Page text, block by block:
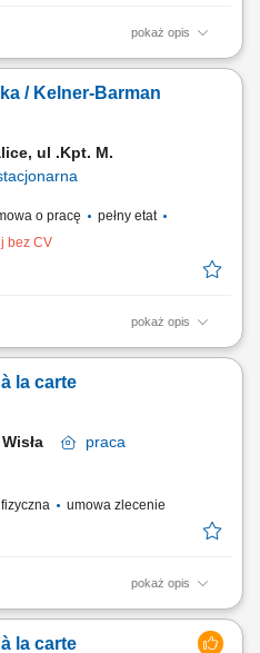
pokaż opis
à la carte oraz lobby barze;
gastronomicznej; Współpraca
Wsparcie przy organizacji
/ Kelner-Barman
ul .Kpt. M.
o pracę
pełny etat
bez CV
pokaż opis
sprzedaży bezpośredniej
punkcie sprzedaży;
konsumenta; Wymagania
la carte
Wisła
praca
umowa zlecenie
pokaż opis
obsługiwać gości w
à la carte; Dbać o czystość i
la carte